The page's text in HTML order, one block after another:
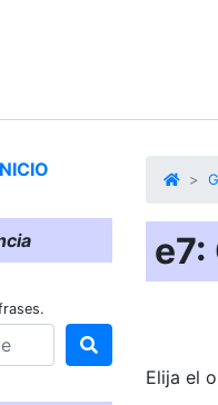
e7:
Elija el